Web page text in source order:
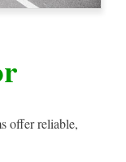
offer reliable,